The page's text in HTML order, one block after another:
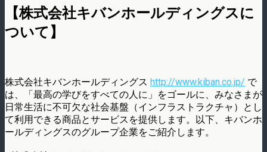
【株式会社キバンホールディングスに
ついて】
株式会社キバンホールディングス http://www.kiban.co.jp/ で
は、「最高の学びをすべての人に」をゴールに、みなさまが
日常生活に不可欠な社会基盤（インフラストラクチャ）とし
て利用できる商品とサービスを提供します。以下、キバンホ
ールディングスのグループ企業をご紹介します。